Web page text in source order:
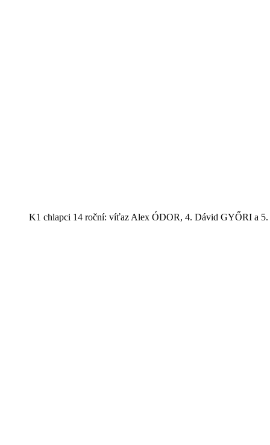
K1 chlapci 14 roční: víťaz Alex ÓDOR, 4. Dávid GYŐRI a